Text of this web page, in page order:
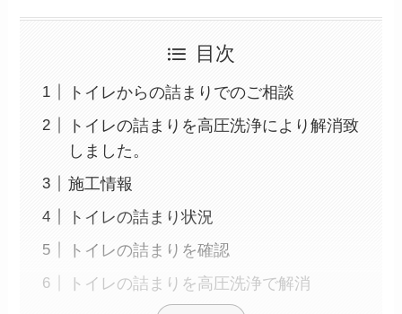
目次
トイレからの詰まりでのご相談
トイレの詰まりを高圧洗浄により解消致
しました。
施工情報
トイレの詰まり状況
トイレの詰まりを確認
トイレの詰まりを高圧洗浄で解消